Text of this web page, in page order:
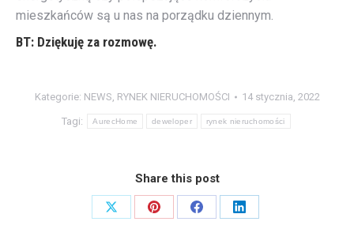
mieszkańców są u nas na porządku dziennym.
BT: Dziękuję za rozmowę.
Kategorie: NEWS, RYNEK NIERUCHOMOŚCI 14 stycznia, 2022
Tagi: AurecHome deweloper rynek nieruchomości
Share this post
Share
Share
Share
Share